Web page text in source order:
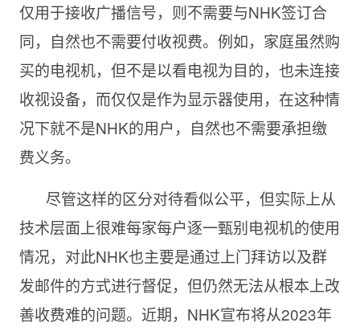
仅用于接收广播信号，则不需要与NHK签订合
同，自然也不需要付收视费。例如，家庭虽然购
买的电视机，但不是以看电视为目的，也未连接
收视设备，而仅仅是作为显示器使用，在这种情
况下就不是NHK的用户，自然也不需要承担缴
费义务。
尽管这样的区分对待看似公平，但实际上从
技术层面上很难每家每户逐一甄别电视机的使用
情况，对此NHK也主要是通过上门拜访以及群
发邮件的方式进行督促，但仍然无法从根本上改
善收费难的问题。近期，NHK宣布将从2023年